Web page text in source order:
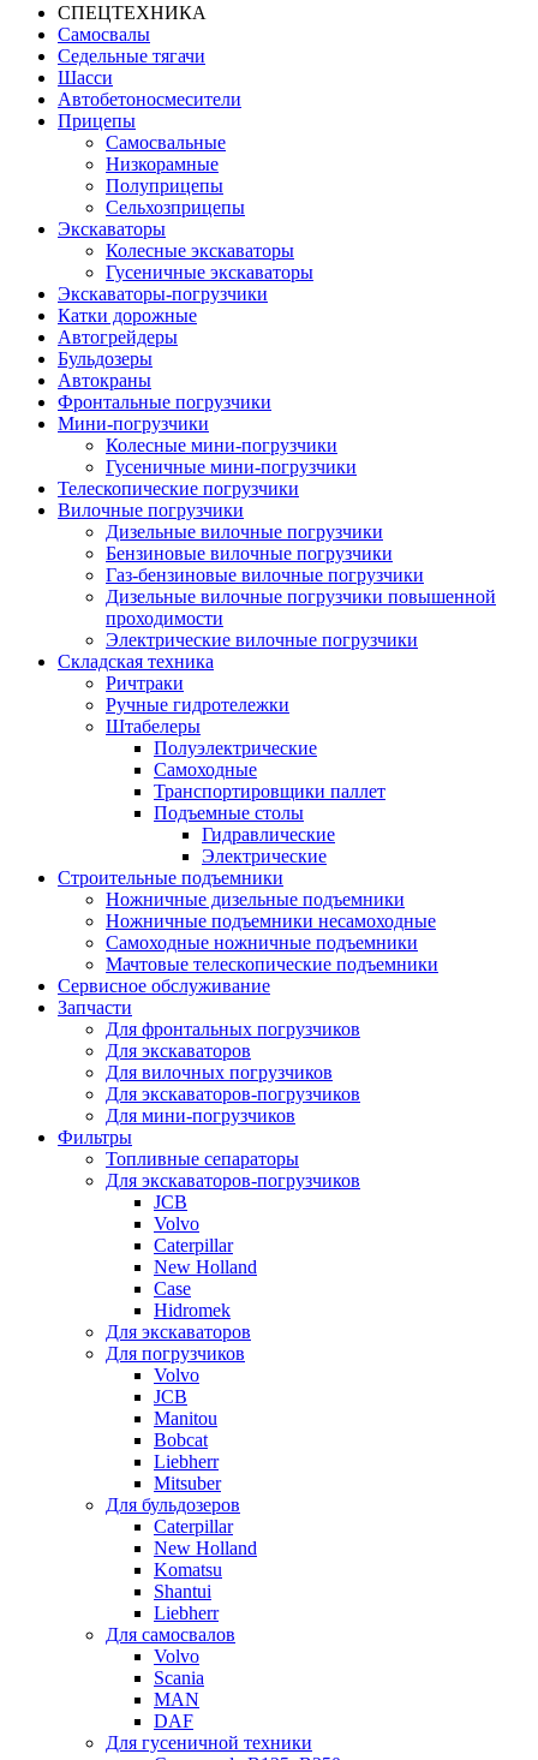
СПЕЦТЕХНИКА
Самосвалы
Седельные тягачи
Шасси
Автобетоно­смесители
Прицепы
Самосвальные
Низкорамные
Полуприцепы
Сельхозприцепы
Экскаваторы
Колесные экскаваторы
Гусеничные экскаваторы
Экскаваторы-погрузчики
Катки дорожные
Автогрейдеры
Бульдозеры
Автокраны
Фронтальные погрузчики
Мини-погрузчики
Колесные мини-погрузчики
Гусеничные мини-погрузчики
Телескопические погрузчики
Вилочные погрузчики
Дизельные вилочные погрузчики
Бензиновые вилочные погрузчики
Газ-бензиновые вилочные погрузчики
Дизельные вилочные погрузчики повышенной
проходимости
Электрические вилочные погрузчики
Складская техника
Ричтраки
Ручные гидротележки
Штабелеры
Полуэлектрические
Самоходные
Транспортировщики паллет
Подъемные столы
Гидравлические
Электрические
Строительные подъемники
Ножничные дизельные подъемники
Ножничные подъемники несамоходные
Самоходные ножничные подъемники
Мачтовые телескопические подъемники
Сервисное обслуживание
Запчасти
Для фронтальных погрузчиков
Для экскаваторов
Для вилочных погрузчиков
Для экскаваторов-погрузчиков
Для мини-погрузчиков
Фильтры
Топливные сепараторы
Для экскаваторов-погрузчиков
JCB
Volvo
Caterpillar
New Holland
Case
Hidromek
Для экскаваторов
Для погрузчиков
Volvo
JCB
Manitou
Bobcat
Liebherr
Mitsuber
Для бульдозеров
Caterpillar
New Holland
Komatsu
Shantui
Liebherr
Для самосвалов
Volvo
Scania
MAN
DAF
Для гусеничной техники